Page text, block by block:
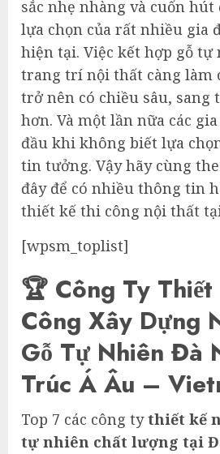
sắc nhẹ nhàng và cuốn
lựa chọn của rất nhiều gia
hiện tại. Việc kết hợp gỗ tự
trang trí nội thất càng làm
trở nên có chiều sâu, sang
hơn. Và một lần nữa các
đầu khi không biết lựa
tin tưởng. Vậy hãy cùng
đây để có nhiều thông tin
thiết kế thi công nội thất
[wpsm_toplist]
🏆 Công Ty Thiết
Công Xây Dựng
Gỗ Tự Nhiên Đà
Trúc Á Âu –
Top 7 các công tythiết kế
tự nhiên chất lượng tại